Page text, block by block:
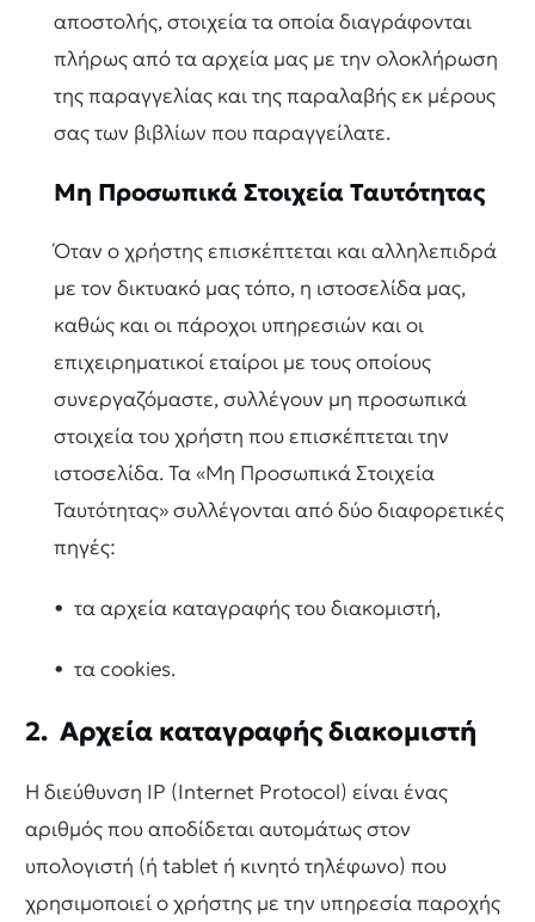
αποστολής, στοιχεία τα οποία διαγράφονται
πλήρως από τα αρχεία μας με την ολοκλήρωση
της παραγγελίας και της παραλαβής εκ μέρους
σας των βιβλίων που παραγγείλατε.
Μη Προσωπικά Στοιχεία Ταυτότητας
Όταν ο χρήστης επισκέπτεται και αλληλεπιδρά
με τον δικτυακό μας τόπο, η ιστοσελίδα μας,
καθώς και οι πάροχοι υπηρεσιών και οι
επιχειρηματικοί εταίροι με τους οποίους
συνεργαζόμαστε, συλλέγουν μη προσωπικά
στοιχεία του χρήστη που επισκέπτεται την
ιστοσελίδα. Τα «Μη Προσωπικά Στοιχεία
Ταυτότητας» συλλέγονται από δύο διαφορετικές
πηγές:
• τα αρχεία καταγραφής του διακομιστή,
• τα cookies.
2. Αρχεία καταγραφής διακομιστή
Η διεύθυνση IP (Internet Protocol) είναι ένας
αριθμός που αποδίδεται αυτομάτως στον
υπολογιστή (ή tablet ή κινητό τηλέφωνο) που
χρησιμοποιεί ο χρήστης με την υπηρεσία παροχής